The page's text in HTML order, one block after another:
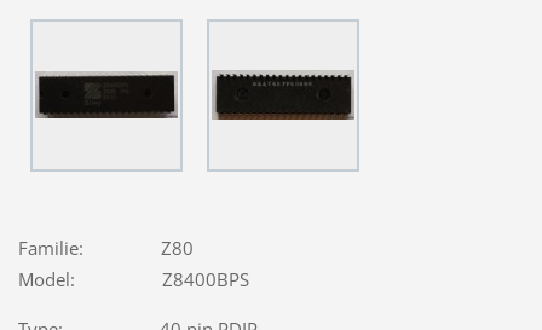
Familie: Z80
Model: Z8400BPS